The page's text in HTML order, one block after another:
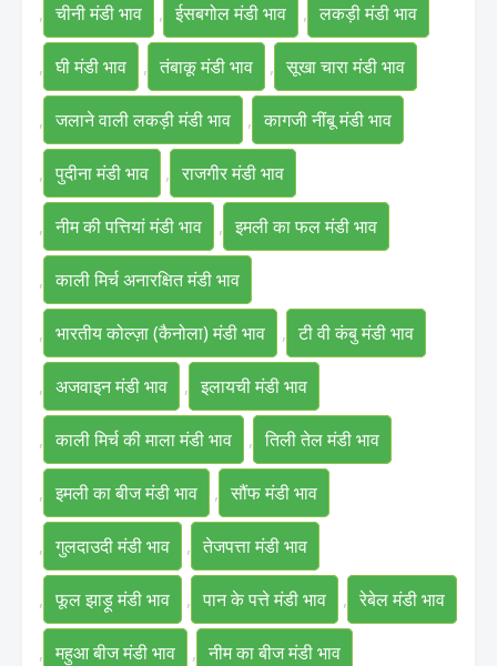
, चीनी मंडी भाव , ईसबगोल मंडी भाव , लकड़ी मंडी भाव
, घी मंडी भाव , तंबाकू मंडी भाव , सूखा चारा मंडी भाव
, जलाने वाली लकड़ी मंडी भाव , कागजी नींबू मंडी भाव
, पुदीना मंडी भाव , राजगीर मंडी भाव
, नीम की पत्तियां मंडी भाव , इमली का फल मंडी भाव
, काली मिर्च अनारक्षित मंडी भाव
, भारतीय कोल्ज़ा (कैनोला) मंडी भाव , टी वी कंबु मंडी भाव
, अजवाइन मंडी भाव , इलायची मंडी भाव
, काली मिर्च की माला मंडी भाव , तिली तेल मंडी भाव
, इमली का बीज मंडी भाव , सौंफ मंडी भाव
, गुलदाउदी मंडी भाव , तेजपत्ता मंडी भाव
, फूल झाड़ू मंडी भाव , पान के पत्ते मंडी भाव , रेबेल मंडी भाव
, महुआ बीज मंडी भाव , नीम का बीज मंडी भाव